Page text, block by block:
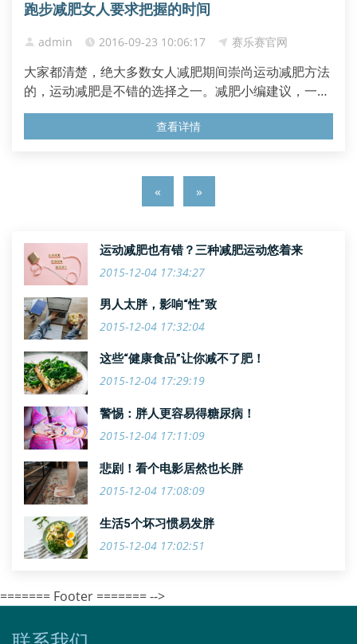
跑步减肥女人要求把握的时间
admin 2016-09-23 10:06:17 赛乐赛官网
大家都清楚，绝大多数女人减肥期间崇尚运动减肥方法
的，运动减肥是不错的选择之一。减肥小编建议，一定
要找到一些可以提高燃烧脂肪、新陈代谢的减肥动作，
跑步减肥可以达到女性的要求，跟随小编一起俩看看跑
查看详情
« »
运动减肥也有错？三种减肥运动悠着来
2015-12-04 17:34:27
男人太胖，影响“性”致
2015-12-04 17:32:04
这些“健康食品”让你减不了肥！
2015-12-04 17:29:19
警惕：胖人更容易得糖尿病！
2015-12-04 17:11:09
悲剧！看个电影居然也长胖
2015-12-04 17:08:09
生活5个坏习惯易发胖
2015-12-04 17:02:51
======= Footer ======= -->